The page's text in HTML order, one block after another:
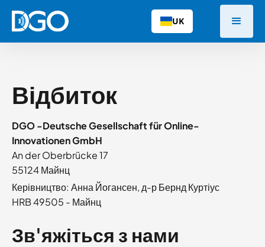
UK
Відбиток
DGO -Deutsche Gesellschaft für Online-
Innovationen GmbH
An der Oberbrücke 17
55124 Майнц
Керівництво: Анна Йогансен, д-р Бернд Куртіус
HRB 49505 - Майнц
Зв'яжіться з нами